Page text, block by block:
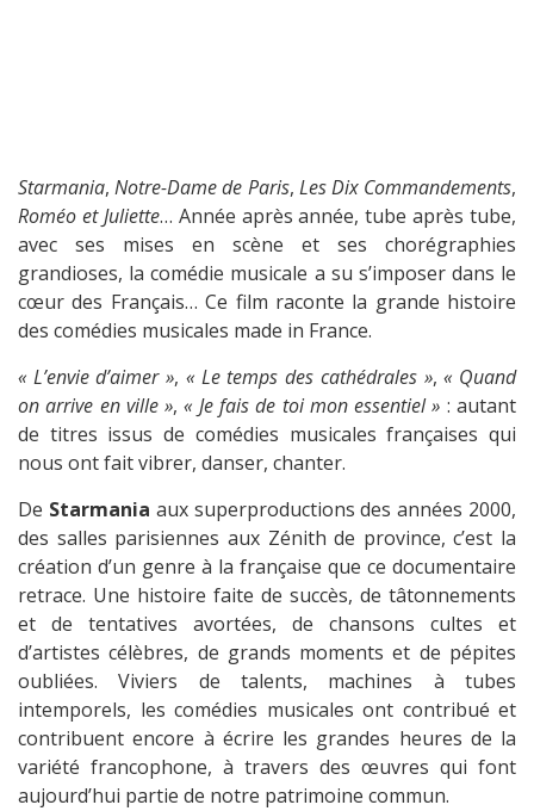
Starmania,Notre-Dame de Paris, Les Dix Commandements,
Roméo et Juliette… Année après année, tube après tube,
avec ses mises en scène et ses chorégraphies
grandioses, la comédie musicale a su s’imposer dans le
cœur des Français… Ce film raconte la grande histoire
des comédies musicales made in France.
« L’envie d’aimer », « Le temps des cathédrales »,« Quand
on arrive en ville »,« Je fais de toi mon essentiel » : autant
de titres issus de comédies musicales françaises qui
nous ont fait vibrer, danser, chanter.
De Starmania aux superproductions des années 2000,
des salles parisiennes aux Zénith de province, c’est la
création d’un genre à la française que ce documentaire
retrace. Une histoire faite de succès, de tâtonnements
et de tentatives avortées, de chansons cultes et
d’artistes célèbres, de grands moments et de pépites
oubliées. Viviers de talents, machines à tubes
intemporels, les comédies musicales ont contribué et
contribuent encore à écrire les grandes heures de la
variété francophone, à travers des œuvres qui font
aujourd’hui partie de notre patrimoine commun.